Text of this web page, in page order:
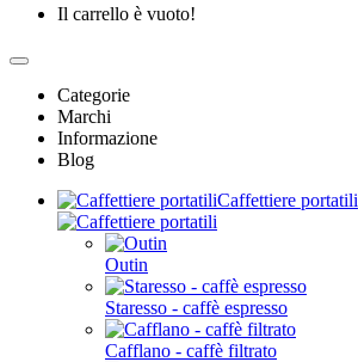
Il carrello è vuoto!
Categorie
Marchi
Informazione
Blog
Caffettiere portatili
Outin
Staresso - caffè espresso
Cafflano - caffè filtrato